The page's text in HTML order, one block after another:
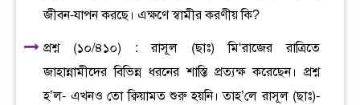
জীবন-যাপন করছে। এক্ষণে স্বামীর করণীয় কি?
প্রশ্ন (১০/৪১০) : রাসূল (ছাঃ) মি‘রাজের রাত্রিতে
জাহান্নামীদের বিভিন্ন ধরনের শাস্তি প্রত্যক্ষ করেছেন। প্রশ্ন
হ’ল- এখনও তো ক্বিয়ামত শুরু হয়নি। তাহ’লে রাসূল (ছাঃ)-